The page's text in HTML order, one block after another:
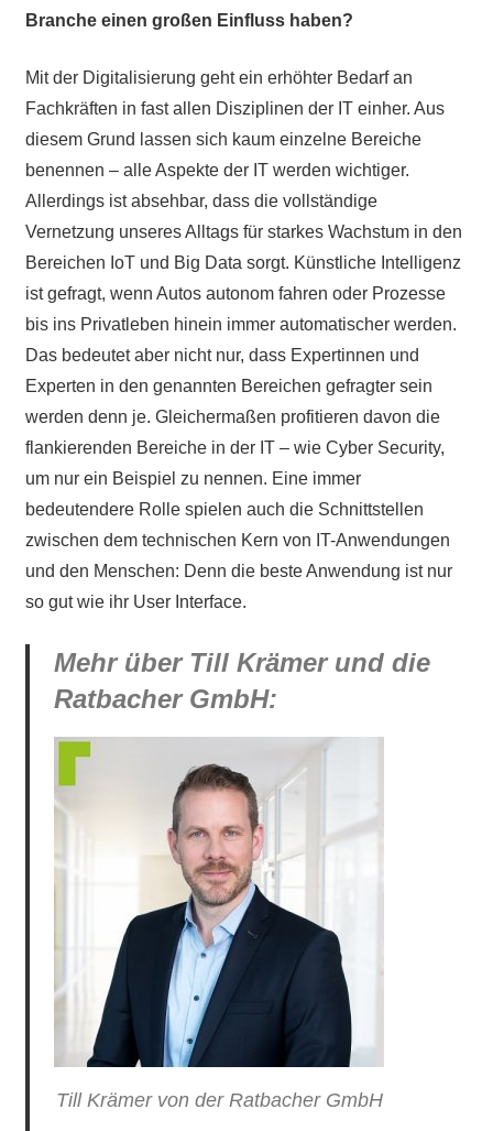
Branche einen großen Einfluss haben?
Mit der Digitalisierung geht ein erhöhter Bedarf an
Fachkräften in fast allen Disziplinen der IT einher. Aus
diesem Grund lassen sich kaum einzelne Bereiche
benennen – alle Aspekte der IT werden wichtiger.
Allerdings ist absehbar, dass die vollständige
Vernetzung unseres Alltags für starkes Wachstum in den
Bereichen IoT und Big Data sorgt. Künstliche Intelligenz
ist gefragt, wenn Autos autonom fahren oder Prozesse
bis ins Privatleben hinein immer automatischer werden.
Das bedeutet aber nicht nur, dass Expertinnen und
Experten in den genannten Bereichen gefragter sein
werden denn je. Gleichermaßen profitieren davon die
flankierenden Bereiche in der IT – wie Cyber Security,
um nur ein Beispiel zu nennen. Eine immer
bedeutendere Rolle spielen auch die Schnittstellen
zwischen dem technischen Kern von IT-Anwendungen
und den Menschen: Denn die beste Anwendung ist nur
so gut wie ihr User Interface.
Mehr über Till Krämer und die
Ratbacher GmbH:
Till Krämer von der Ratbacher GmbH